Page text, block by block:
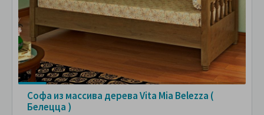
Софа из массива дерева Vita Mia Belezza (
Белецца )